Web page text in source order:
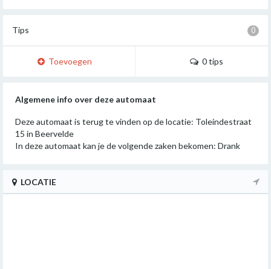
0
Tips
Toevoegen 0 tips
Algemene info over deze automaat
Deze automaat is terug te vinden op de locatie: Toleindestraat
15 in Beervelde
In deze automaat kan je de volgende zaken bekomen: Drank
LOCATIE